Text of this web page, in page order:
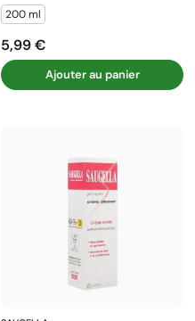
200 ml
Prix
5,99 €
Ajouter au panier